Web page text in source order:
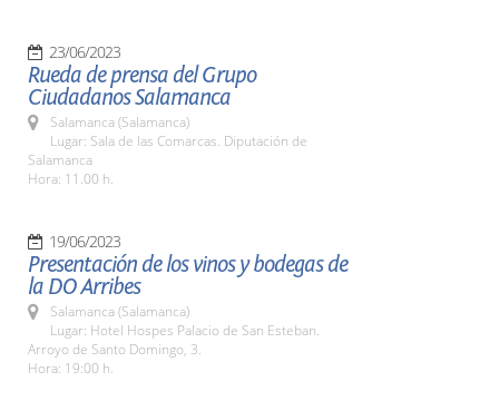
23/06/2023
Rueda de prensa del Grupo
Ciudadanos Salamanca
Salamanca (Salamanca)
Lugar: Sala de las Comarcas. Diputación de
Salamanca
Hora: 11.00 h.
19/06/2023
Presentación de los vinos y bodegas de
la DO Arribes
Salamanca (Salamanca)
Lugar: Hotel Hospes Palacio de San Esteban.
Arroyo de Santo Domingo, 3.
Hora: 19:00 h.